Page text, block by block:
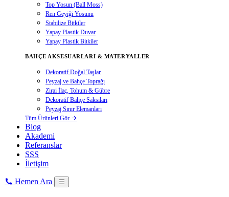
Top Yosun (Ball Moss)
Ren Geyiği Yosunu
Stabilize Bitkiler
Yapay Plastik Duvar
Yapay Plastik Bitkiler
BAHÇE AKSESUARLARI & MATERYALLER
Dekoratif Doğal Taşlar
Peyzaj ve Bahçe Toprağı
Zirai İlaç, Tohum & Gübre
Dekoratif Bahçe Saksıları
Peyzaj Sınır Elemanları
Tüm Ürünleri Gör
Blog
Akademi
Referanslar
SSS
İletişim
Hemen Ara